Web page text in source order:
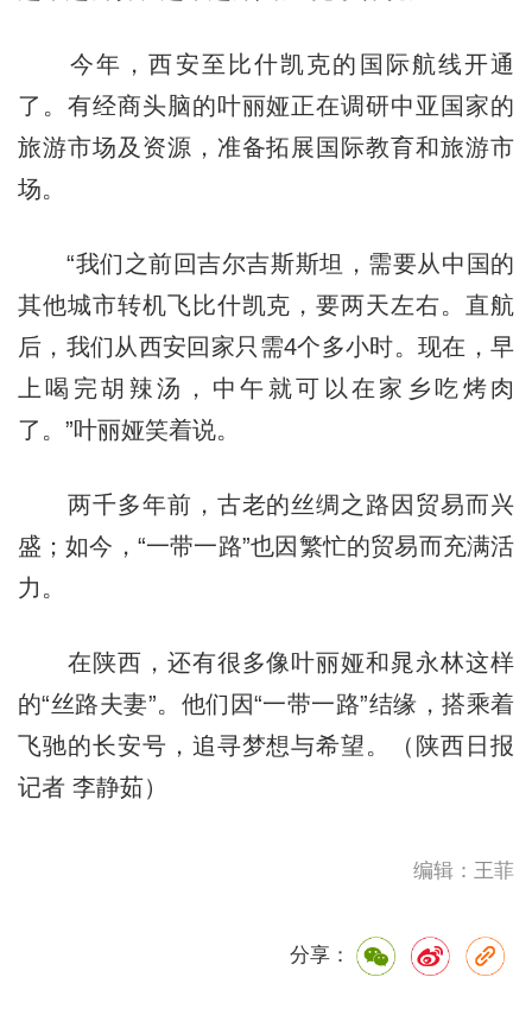
今年，西安至比什凯克的国际航线开通
了。有经商头脑的叶丽娅正在调研中亚国家的
旅游市场及资源，准备拓展国际教育和旅游市
场。
“我们之前回吉尔吉斯斯坦，需要从中国的
其他城市转机飞比什凯克，要两天左右。直航
后，我们从西安回家只需4个多小时。现在，早
上喝完胡辣汤，中午就可以在家乡吃烤肉
了。”叶丽娅笑着说。
两千多年前，古老的丝绸之路因贸易而兴
盛；如今，“一带一路”也因繁忙的贸易而充满活
力。
在陕西，还有很多像叶丽娅和晁永林这样
的“丝路夫妻”。他们因“一带一路”结缘，搭乘着
飞驰的长安号，追寻梦想与希望。（陕西日报
记者 李静茹）
编辑：王菲
分享：